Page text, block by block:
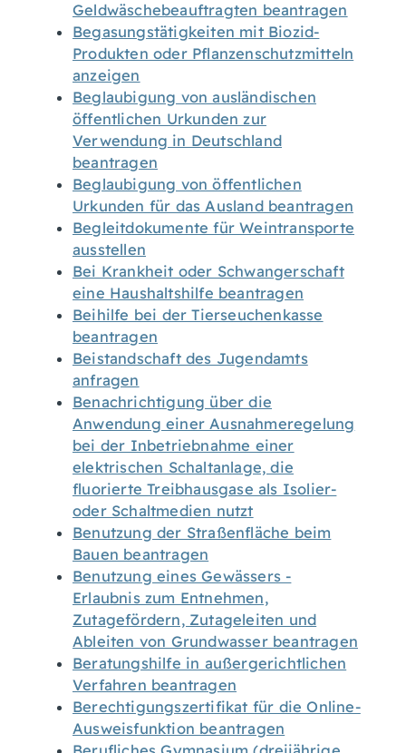
Geldwäschebeauftragten beantragen
Begasungstätigkeiten mit Biozid-
Produkten oder Pflanzenschutzmitteln
anzeigen
Beglaubigung von ausländischen
öffentlichen Urkunden zur
Verwendung in Deutschland
beantragen
Beglaubigung von öffentlichen
Urkunden für das Ausland beantragen
Begleitdokumente für Weintransporte
ausstellen
Bei Krankheit oder Schwangerschaft
eine Haushaltshilfe beantragen
Beihilfe bei der Tierseuchenkasse
beantragen
Beistandschaft des Jugendamts
anfragen
Benachrichtigung über die
Anwendung einer Ausnahmeregelung
bei der Inbetriebnahme einer
elektrischen Schaltanlage, die
fluorierte Treibhausgase als Isolier-
oder Schaltmedien nutzt
Benutzung der Straßenfläche beim
Bauen beantragen
Benutzung eines Gewässers -
Erlaubnis zum Entnehmen,
Zutagefördern, Zutageleiten und
Ableiten von Grundwasser beantragen
Beratungshilfe in außergerichtlichen
Verfahren beantragen
Berechtigungszertifikat für die Online-
Ausweisfunktion beantragen